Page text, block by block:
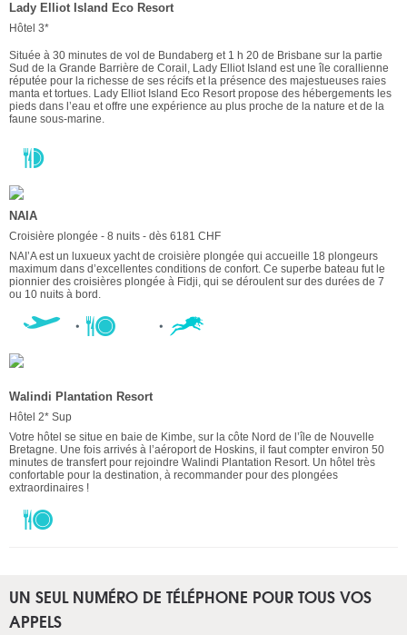
Lady Elliot Island Eco Resort
Hôtel 3*
Située à 30 minutes de vol de Bundaberg et 1 h 20 de Brisbane sur la partie
Sud de la Grande Barrière de Corail, Lady Elliot Island est une île corallienne
réputée pour la richesse de ses récifs et la présence des majestueuses raies
manta et tortues. Lady Elliot Island Eco Resort propose des hébergements les
pieds dans l’eau et offre une expérience au plus proche de la nature et de la
faune sous-marine.
NAIA
Croisière plongée - 8 nuits - dès 6181 CHF
NAI’A est un luxueux yacht de croisière plongée qui accueille 18 plongeurs
maximum dans d’excellentes conditions de confort. Ce superbe bateau fut le
pionnier des croisières plongée à Fidji, qui se déroulent sur des durées de 7
ou 10 nuits à bord.
Walindi Plantation Resort
Hôtel 2* Sup
Votre hôtel se situe en baie de Kimbe, sur la côte Nord de l’île de Nouvelle
Bretagne. Une fois arrivés à l’aéroport de Hoskins, il faut compter environ 50
minutes de transfert pour rejoindre Walindi Plantation Resort. Un hôtel très
confortable pour la destination, à recommander pour des plongées
extraordinaires !
UN SEUL NUMÉRO DE TÉLÉPHONE POUR TOUS VOS
APPELS